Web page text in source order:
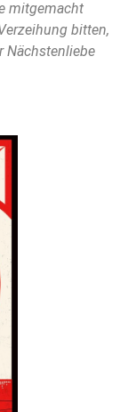
mitgemacht
bitten,
Nächstenliebe